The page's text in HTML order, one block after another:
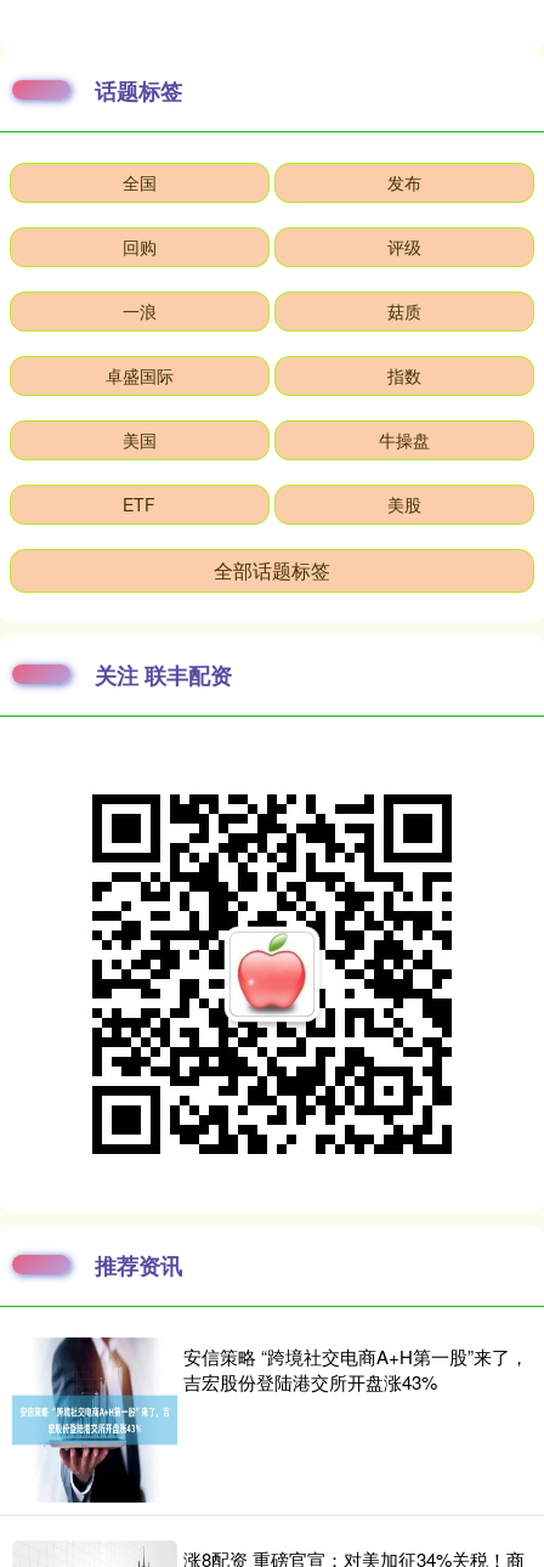
话题标签
全国 发布
回购 评级
一浪 菇质
卓盛国际 指数
美国 牛操盘
ETF 美股
全部话题标签
关注 联丰配资
推荐资讯
安信策略 “跨境社交电商A+H第一股”来了，
吉宏股份登陆港交所开盘涨43%
涨8配资 重磅官宣：对美加征34%关税！商